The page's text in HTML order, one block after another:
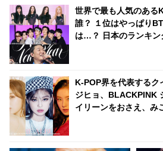
世界で最も人気のある
誰？ １位はやっぱり
は…？ 日本のランキン
K-POP界を代表する
ジヒョ、BLACKPINK
イリーンをおさえ、み